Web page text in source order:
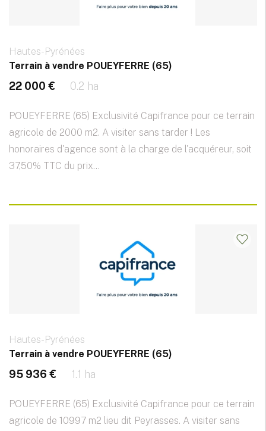
Hautes-Pyrénées
Terrain à vendre POUEYFERRE (65)
22 000 € 0.2 ha
POUEYFERRE (65) Exclusivité Capifrance pour ce terrain
agricole de 2000 m2. A visiter sans tarder ! Les
honoraires d'agence sont à la charge de l'acquéreur, soit
37,50% TTC du prix...
Hautes-Pyrénées
Terrain à vendre POUEYFERRE (65)
95 936 € 1.1 ha
POUEYFERRE (65) Exclusivité Capifrance pour ce terrain
agricole de 10997 m2 lieu dit Peyrasses. A visiter sans